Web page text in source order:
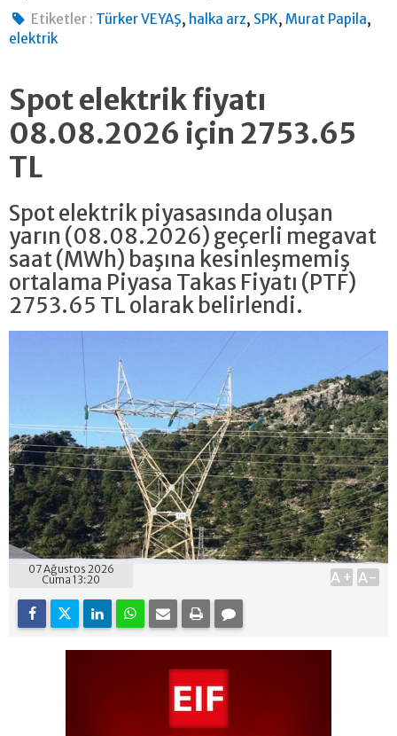
Etiketler : Türker VEYAŞ, halka arz, SPK,Murat Papila,
elektrik
Spot elektrik fiyatı
08.08.2026 için 2753.65
TL
Spot elektrik piyasasında oluşan
yarın (08.08.2026) geçerli megavat
saat (MWh) başına kesinleşmemiş
ortalama Piyasa Takas Fiyatı (PTF)
2753.65 TL olarak belirlendi.
07 Ağustos 2026
Cuma 13:20
A+ A-